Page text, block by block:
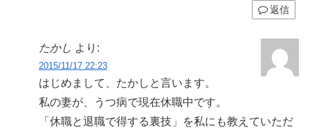
返信
たかし より:
2015/11/17 22:23
はじめまして、たかしと言います。
私の妻が、うつ病で現在休職中です。
「休職と退職で得する裏技」を私にも教えていただ